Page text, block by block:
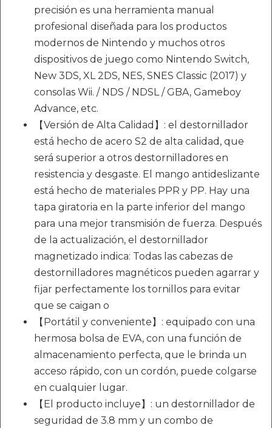
precisión es una herramienta manual
profesional diseñada para los productos
modernos de Nintendo y muchos otros
dispositivos de juego como Nintendo Switch,
New 3DS, XL 2DS, NES, SNES Classic (2017) y
consolas Wii. / NDS / NDSL / GBA, Gameboy
Advance, etc.
【Versión de Alta Calidad】: el destornillador
está hecho de acero S2 de alta calidad, que
será superior a otros destornilladores en
resistencia y desgaste. El mango antideslizante
está hecho de materiales PPR y PP. Hay una
tapa giratoria en la parte inferior del mango
para una mejor transmisión de fuerza. Después
de la actualización, el destornillador
magnetizado indica: Todas las cabezas de
destornilladores magnéticos pueden agarrar y
fijar perfectamente los tornillos para evitar
que se caigan o
【Portátil y conveniente】: equipado con una
hermosa bolsa de EVA, con una función de
almacenamiento perfecta, que le brinda un
acceso rápido, con un cordón, puede colgarse
en cualquier lugar.
【El producto incluye】: un destornillador de
seguridad de 3.8 mm y un combo de